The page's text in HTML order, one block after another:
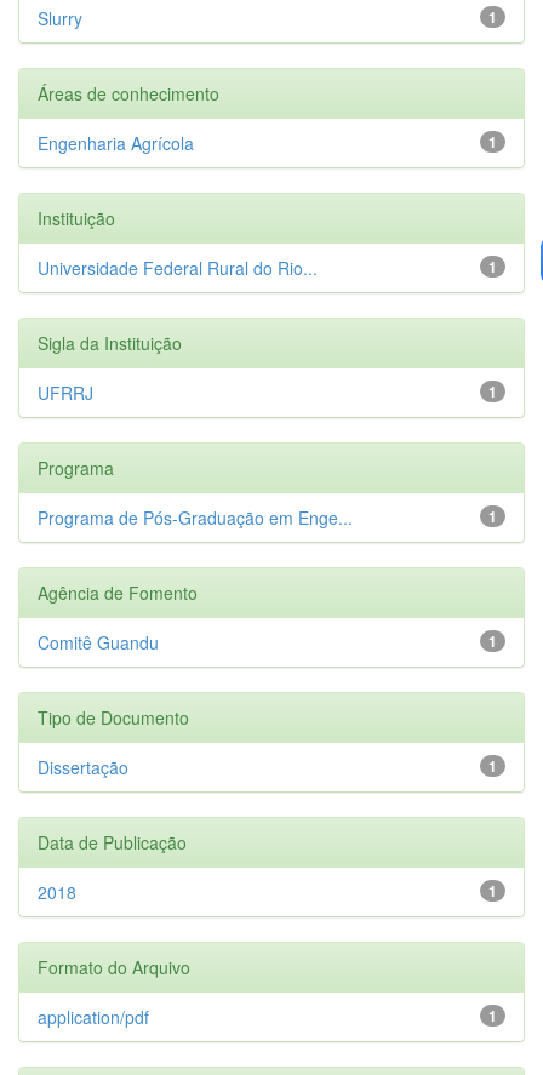
1
Slurry
Áreas de conhecimento
1
Engenharia Agrícola
Instituição
1
Universidade Federal Rural do Rio...
Sigla da Instituição
1
UFRRJ
Programa
1
Programa de Pós-Graduação em Enge...
Agência de Fomento
1
Comitê Guandu
Tipo de Documento
1
Dissertação
Data de Publicação
1
2018
Formato do Arquivo
1
application/pdf